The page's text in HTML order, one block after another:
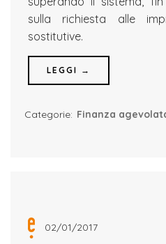
sulla richiesta alle
sostitutive.
LEGGI →
Categorie: Finanza
02/01/2017